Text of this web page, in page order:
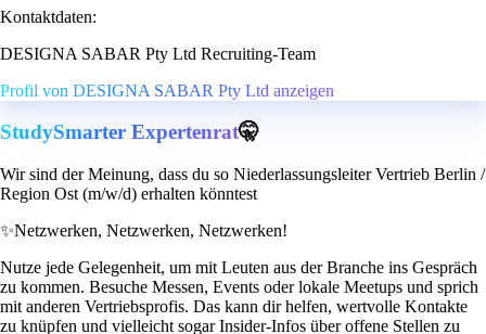
Kontaktdaten:
DESIGNA SABAR Pty Ltd Recruiting-Team
Profil von DESIGNA SABAR Pty Ltd anzeigen
StudySmarter Expertenrat🤫
Wir sind der Meinung, dass du so Niederlassungsleiter Vertrieb Berlin /
Region Ost (m/w/d) erhalten könntest
✨Netzwerken, Netzwerken, Netzwerken!
Nutze jede Gelegenheit, um mit Leuten aus der Branche ins Gespräch
zu kommen. Besuche Messen, Events oder lokale Meetups und sprich
mit anderen Vertriebsprofis. Das kann dir helfen, wertvolle Kontakte
zu knüpfen und vielleicht sogar Insider-Infos über offene Stellen zu